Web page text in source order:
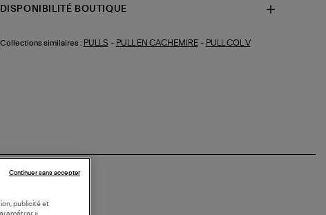
DISPONIBILITÉ BOUTIQUE
Collections similaires : PULLS - PULL EN CACHEMIRE- PULL COL V
publicité et
»,
Continuer sans accepter